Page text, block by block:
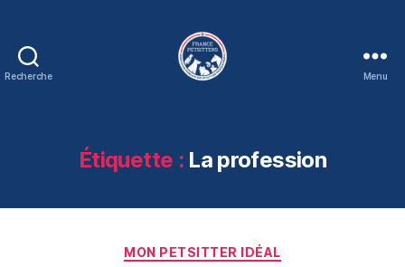
Recherche Menu
Étiquette : La profession
Catégories
MON PETSITTER IDÉAL